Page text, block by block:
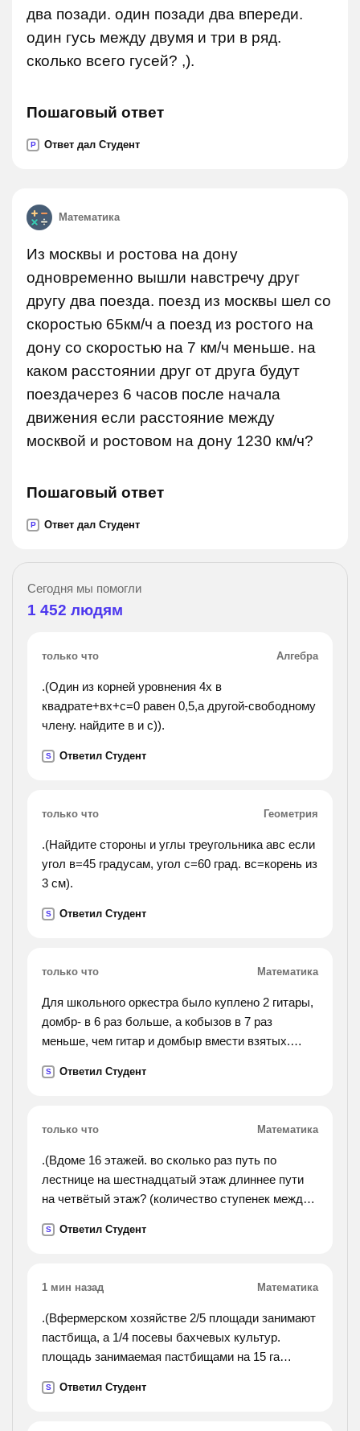
два позади. один позади два впереди.
один гусь между двумя и три в ряд.
сколько всего гусей? ,).
Пошаговый ответ
P Ответ дал Студент
Математика
Из москвы и ростова на дону
одновременно вышли навстречу друг
другу два поезда. поезд из москвы шел со
скоростью 65км/ч а поезд из ростого на
дону со скоростью на 7 км/ч меньше. на
каком расстоянии друг от друга будут
поездачерез 6 часов после начала
движения если расстояние между
москвой и ростовом на дону 1230 км/ч?
Пошаговый ответ
P Ответ дал Студент
Сегодня мы помогли
1 452 людям
только что Алгебра
.(Один из корней уровнения 4х в
квадрате+вх+с=0 равен 0,5,а другой-свободному
члену. найдите в и с)).
S Ответил Студент
только что Геометрия
.(Найдите стороны и углы треугольника авс если
угол в=45 градусам, угол с=60 град. вс=корень из
3 см).
S Ответил Студент
только что Математика
Для школьного оркестра было куплено 2 гитары,
домбр- в 6 раз больше, а кобызов в 7 раз
меньше, чем гитар и домбыр вмести взятых.
оркестра?
S Ответил Студент
только что Математика
.(Вдоме 16 этажей. во сколько раз путь по
лестнице на шестнадцатый этаж длиннее пути
на четвётый этаж? (количество ступенек между
нашли ответ.).
S Ответил Студент
1 мин назад Математика
.(Вфермерском хозяйстве 2/5 площади занимают
пастбища, а 1/4 посевы бахчевых культур.
площадь занимаемая пастбищами на 15 га
.сколько гектаров земли в фермерском
S Ответил Студент